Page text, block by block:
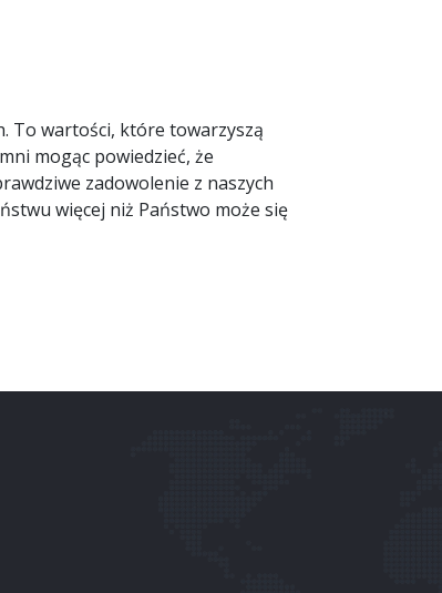
To wartości, które towarzyszą
mogąc powiedzieć, że
zadowolenie z naszych
więcej niż Państwo może się